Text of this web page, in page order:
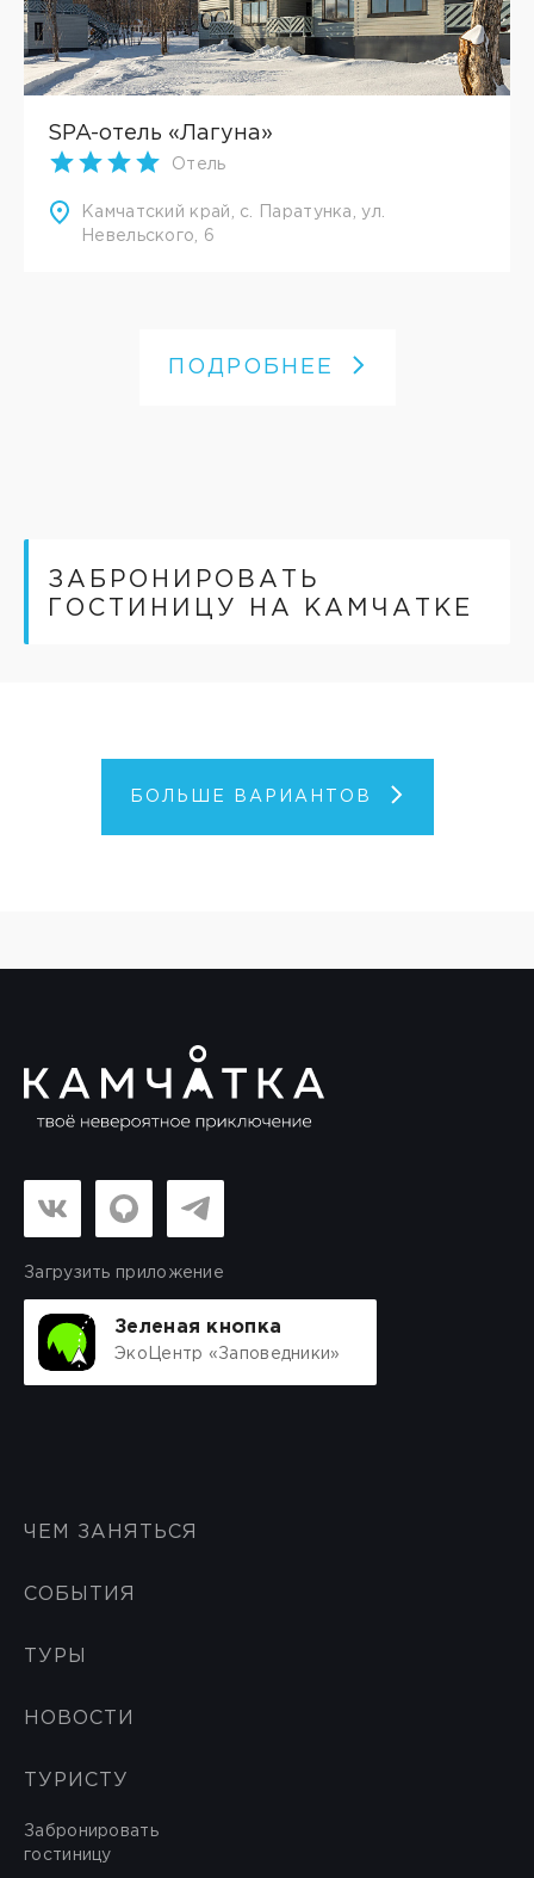
SPA-отель «Лагуна»
Отель
Камчатский край, с. Паратунка, ул.
Невельского, 6
ПОДРОБНЕЕ
ЗАБРОНИРОВАТЬ
ГОСТИНИЦУ НА КАМЧАТКЕ
БОЛЬШЕ ВАРИАНТОВ
Загрузить приложение
Зеленая кнопка
ЭкоЦентр «Заповедники»
ЧЕМ ЗАНЯТЬСЯ
СОБЫТИЯ
ТУРЫ
НОВОСТИ
ТУРИСТУ
Забронировать
гостиницу